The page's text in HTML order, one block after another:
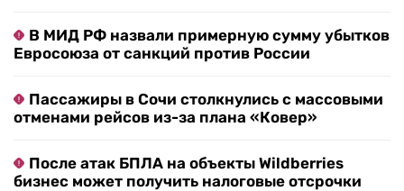
В МИД РФ назвали примерную сумму убытков
Евросоюза от санкций против России
Пассажиры в Сочи столкнулись с массовыми
отменами рейсов из-за плана «Ковер»
После атак БПЛА на объекты Wildberries
бизнес может получить налоговые отсрочки